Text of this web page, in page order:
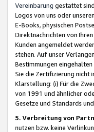
Vereinbarung gestattet
Logos von uns oder
E-Books, physischen
Direktnachrichten von
Kunden angemeldet
stehen. Auf unser
Bestimmungen
Sie die Zertifizierung nicht
Klarstellung: (i) Für die
von 1991 und ähnlicher
Gesetze und Standards
5. Verbreitung von
nutzen bzw. keine